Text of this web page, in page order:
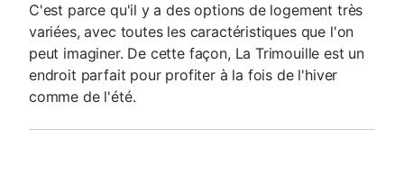
C'est parce qu'il y a des options de logement très
variées, avec toutes les caractéristiques que l'on
peut imaginer. De cette façon, La Trimouille est un
endroit parfait pour profiter à la fois de l'hiver
comme de l'été.